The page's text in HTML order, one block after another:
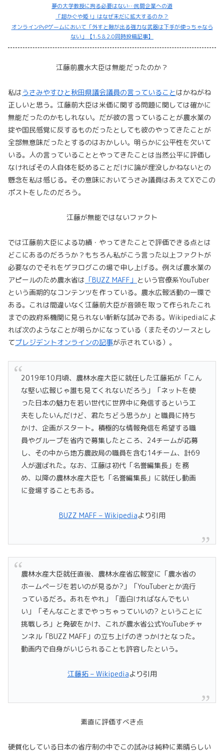
夢の大学教授に拘る必要はない…民間企業への道
「超かぐや姫 !」はなぜ未だに拡大するのか？
オンラインPvPゲームにおいて「外すと隙が出る強力な武器は下手が使っちゃなら
ない」【1.5＆2.0同時投稿記事】
江藤前農水大臣は無能だったのか？
私はうさみやすひと秋田県議会議員の言っていることはかねがね
正しいと思う。江藤前大臣は米価に関する問題に関しては確かに
無能だったのかもしれない。だが彼の言っていることが農水業の
掟や国民感覚に反するものだったとしても彼のやってきたことが
全部無意味だったとするのはおかしい。明らかに公平性を欠いて
いる。人の言っていることとやってきたことは当然公平に評価し
なければその人自体を貶めることだけに論が埋没しかねないとの
懸念を私は感じる。その意味においてうさみ議員はあえてXでこの
ポストをしたのだろう。
江藤が無能ではないファクト
では江藤前大臣による功績・やってきたことで評価できる点とは
どこにあるのだろうか？もちろん私がこう言った以上ファクトが
必要なのでそれをゲヲログこの場で申し上げる。例えば農水業の
アピールのため農水省は 「BUZZ MAFF」 という官僚系YouTuber
という画期的なコンテンツを作っている。農水広報活動の一環で
ある。これは間違いなく江藤前大臣が音頭を取って作られたこれ
までの政府系機関に見られない斬新な試みである。Wikipediaによ
れば次のようなことが明らかになっている（またそのソースとし
てプレジデントオンラインの記事が示されている）。
2019年10月頃、農林水産大臣に就任した江藤拓が「こん
な堅い広報じゃ誰も見てくれないだろう」「ネットを使
った日本の魅力を若い世代に世界中に発信するという工
夫をしたいんだけど、君たちどう思うか」と職員に持ち
かけ、企画がスタート。積極的な情報発信を希望する職
員やグループを省内で募集したところ、24チームが応募
し、その中から地方農政局の職員を含む14チーム、計69
人が選ばれた。なお、江藤は初代「名誉編集長」を務
め、以降の農林水産大臣も「名誉編集長」に就任し動画
に登場することもある。
BUZZ MAFF – Wikipediaより引用
農林水産大臣就任直後、農林水産省広報室に「農水省の
ホームページを若いのが見るか?」「YouTuberとか流行
っているだろ。あれをやれ」「面白ければなんでもい
い」「そんなことまでやっちゃっていいの? ということに
挑戦しろ」と発破をかけ、これが農水省公式YouTubeチャ
ンネル「BUZZ MAFF」の立ち上げのきっかけとなった。
動画内で自身がいじられることも許容したという。
江藤拓 – Wikipediaより引用
素直に評価すべき点
硬質化している日本の省庁制の中でこの試みは純粋に素晴らしい